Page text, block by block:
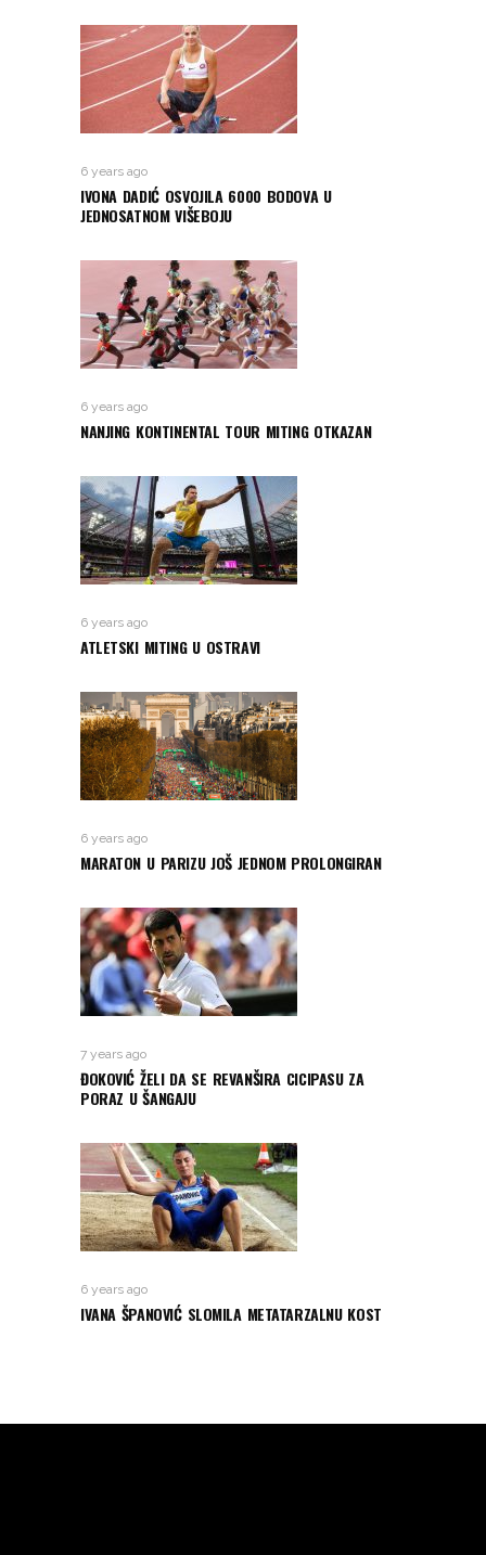
6 years ago
IVONA DADIĆ OSVOJILA 6000 BODOVA U
JEDNOSATNOM VIŠEBOJU
6 years ago
NANJING KONTINENTAL TOUR MITING OTKAZAN
6 years ago
ATLETSKI MITING U OSTRAVI
6 years ago
MARATON U PARIZU JOŠ JEDNOM PROLONGIRAN
7 years ago
ĐOKOVIĆ ŽELI DA SE REVANŠIRA CICIPASU ZA
PORAZ U ŠANGAJU
6 years ago
IVANA ŠPANOVIĆ SLOMILA METATARZALNU KOST